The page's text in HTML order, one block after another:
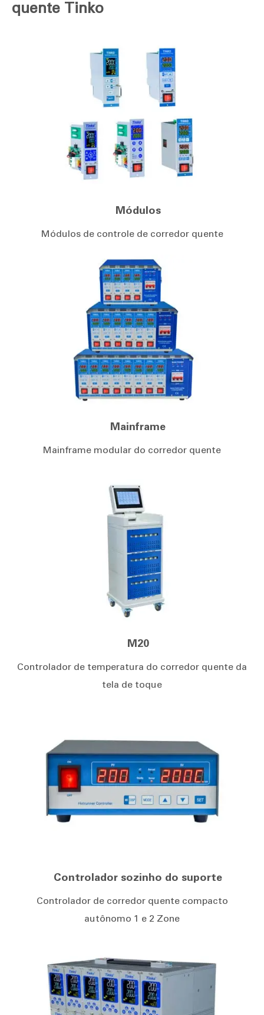
quente Tinko
Módulos
Módulos de controle de corredor quente
Mainframe
Mainframe modular do corredor quente
M20
Controlador de temperatura do corredor quente da
tela de toque
Controlador sozinho do suporte
Controlador de corredor quente compacto
autônomo 1 e 2 Zone